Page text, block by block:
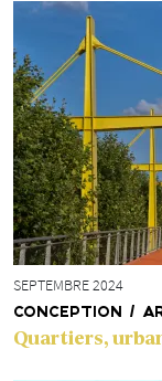
SEPTEMBRE 2024
CONCEPTION /
Quartiers,